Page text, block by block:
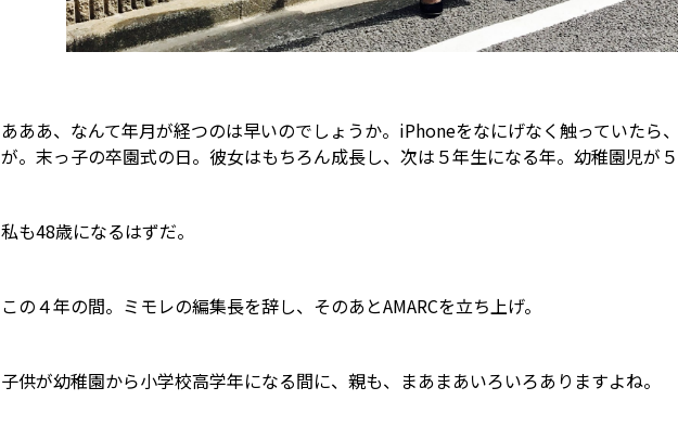
あああ、なんて年月が経つのは早いのでしょうか。iPhoneをなにげなく触っていたら
が。末っ子の卒園式の日。彼女はもちろん成長し、次は５年生になる年。幼稚園児が
私も48歳になるはずだ。
この４年の間。ミモレの編集長を辞し、そのあとAMARCを立ち上げ。
子供が幼稚園から小学校高学年になる間に、親も、まあまあいろいろありますよね。